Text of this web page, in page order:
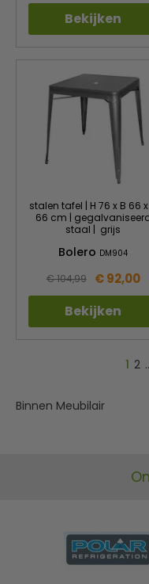
Bekijken
stalen tafel | H 76 x B 66 x
66 cm |
staal | grijs
Bolero DM904
€ 104,99 € 92,00
Bekijken
1 2
Binnen Meubilair